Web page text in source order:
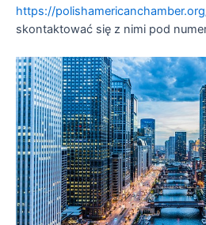
https://
skontaktować się z nimi pod